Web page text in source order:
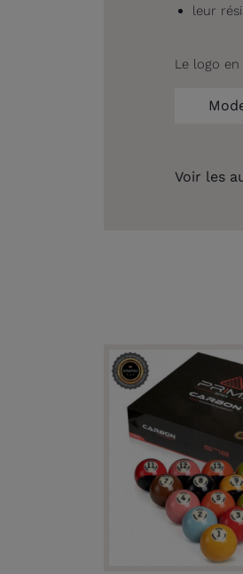
leur
Le logo
Voir les